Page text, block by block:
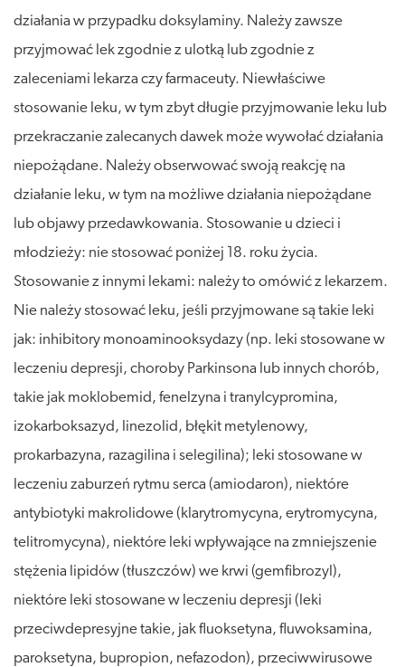
działania w przypadku doksylaminy. Należy zawsze
przyjmować lek zgodnie z ulotką lub zgodnie z
zaleceniami lekarza czy farmaceuty. Niewłaściwe
stosowanie leku, w tym zbyt długie przyjmowanie leku lub
przekraczanie zalecanych dawek może wywołać działania
niepożądane. Należy obserwować swoją reakcję na
działanie leku, w tym na możliwe działania niepożądane
lub objawy przedawkowania. Stosowanie u dzieci i
młodzieży: nie stosować poniżej 18. roku życia.
Stosowanie z innymi lekami: należy to omówić z lekarzem.
Nie należy stosować leku, jeśli przyjmowane są takie leki
jak: inhibitory monoaminooksydazy (np. leki stosowane w
leczeniu depresji, choroby Parkinsona lub innych chorób,
takie jak moklobemid, fenelzyna i tranylcypromina,
izokarboksazyd, linezolid, błękit metylenowy,
prokarbazyna, razagilina i selegilina); leki stosowane w
leczeniu zaburzeń rytmu serca (amiodaron), niektóre
antybiotyki makrolidowe (klarytromycyna, erytromycyna,
telitromycyna), niektóre leki wpływające na zmniejszenie
stężenia lipidów (tłuszczów) we krwi (gemfibrozyl),
niektóre leki stosowane w leczeniu depresji (leki
przeciwdepresyjne takie, jak fluoksetyna, fluwoksamina,
paroksetyna, bupropion, nefazodon), przeciwwirusowe